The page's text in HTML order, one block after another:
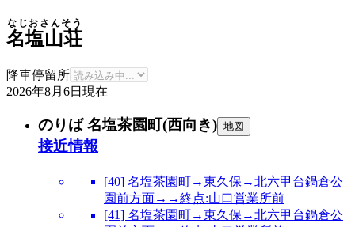
名塩山荘
なじおさんそう
降車停留所
2026年8月6日 現在
のりば 名塩茶園町(西向き) 地図
接近情報
[40] 名塩茶園町→東久保→北六甲台鍋倉公
園前方面→→終点:山口営業所前
[41] 名塩茶園町→東久保→北六甲台鍋倉公